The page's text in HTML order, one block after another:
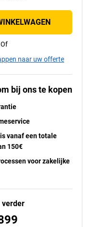
Of
naar uw offerte
bij ons te kopen
vanaf een totale
150€
voor zakelijke
verder